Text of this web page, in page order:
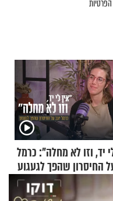
הפרטיות
יד, וזו לא מחלה": כרמל
החיסרון שהפך לגעגוע